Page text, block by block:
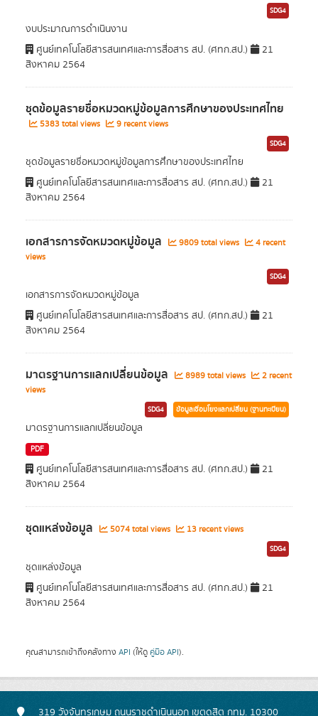
SDG4
งบประมาณการดำเนินงาน
ศูนย์เทคโนโลยีสารสนเทศและการสื่อสาร สป. (ศทก.สป.)
21
สิงหาคม 2564
ชุดข้อมูลรายชื่อหมวดหมู่ข้อมูลการศึกษาของประเทศไทย
5383 total views 9 recent views
SDG4
ชุดข้อมูลรายชื่อหมวดหมู่ข้อมูลการศึกษาของประเทศไทย
ศูนย์เทคโนโลยีสารสนเทศและการสื่อสาร สป. (ศทก.สป.)
21
สิงหาคม 2564
เอกสารการจัดหมวดหมู่ข้อมูล 9809 total views
4 recent
views
SDG4
เอกสารการจัดหมวดหมู่ข้อมูล
ศูนย์เทคโนโลยีสารสนเทศและการสื่อสาร สป. (ศทก.สป.)
21
สิงหาคม 2564
มาตรฐานการแลกเปลี่ยนข้อมูล 8989 total views
2 recent
views
SDG4 ข้อมูลเชื่อมโยงแลกเปลี่ยน (ฐานทะเบียน)
มาตรฐานการแลกเปลี่ยนข้อมูล
PDF
ศูนย์เทคโนโลยีสารสนเทศและการสื่อสาร สป. (ศทก.สป.)
21
สิงหาคม 2564
ชุดแหล่งข้อมูล 5074 total views 13 recent views
SDG4
ชุดแหล่งข้อมูล
ศูนย์เทคโนโลยีสารสนเทศและการสื่อสาร สป. (ศทก.สป.)
21
สิงหาคม 2564
คุณสามารถเข้าถึงคลังทาง API (ให้ดู คู่มือ API).
319 วังจันทรเกษม ถนนราชดำเนินนอก เขตดุสิต กทม. 10300